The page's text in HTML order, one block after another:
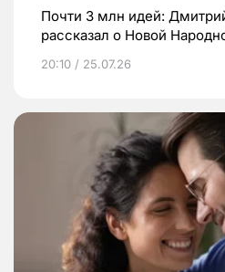
Почти 3 млн идей:
рассказал о Новой
20:10 / 25.07.26